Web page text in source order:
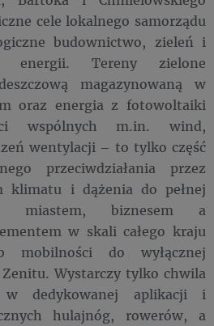
cele lokalnego samorządu
budownictwo, zieleń i
energii. Tereny zielone
magazynowaną w
oraz energia z fotowoltaiki
wspólnych m.in. wind,
wentylacji – to tylko część
przeciwdziałania przez
klimatu i dążenia do pełnej
miastem, biznesem a
w skali całego kraju
mobilności do wyłącznej
Wystarczy tylko chwila
dedykowanej aplikacji i
hulajnóg, rowerów, a